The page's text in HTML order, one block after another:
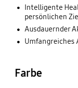
Intelligente
persönlichen
Ausdauernder
Umfangreiches
Farbe